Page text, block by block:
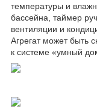
температуры и
бассейна, таймер
вентиляции и
Агрегат может быть
к системе «умный